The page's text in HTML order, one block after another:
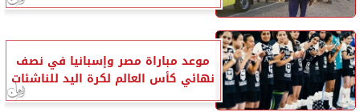
موعد مباراة مصر وإسبانيا في نصف
نهائي كأس العالم لكرة اليد للناشئات